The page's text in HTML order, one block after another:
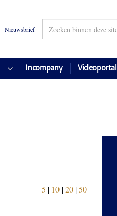
Nieuwsbrief
Incompany Videoportal
5 | 10|20|50